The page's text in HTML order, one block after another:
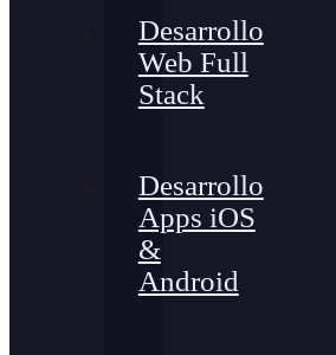
Desarrollo
Web Full
Stack
Desarrollo
Apps iOS
&
Android